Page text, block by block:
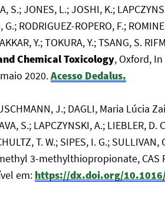
S.; JONES, L.; JOSHI, K.;
RODRIGUEZ-ROPERO, F.;
Y.; TOKURA, Y.; TSANG, S.
Chemical Toxicology, Oxford,
2020.Acesso Dedalus.
J.; DAGLI, Maria Lúcia
S.; LAPCZYNSKI, A.; LIEBLER, D.
T. W.; SIPES, I. G.; SULLIVAN,
3-methylthiopropionate, CAS
em: https://dx.doi.org/